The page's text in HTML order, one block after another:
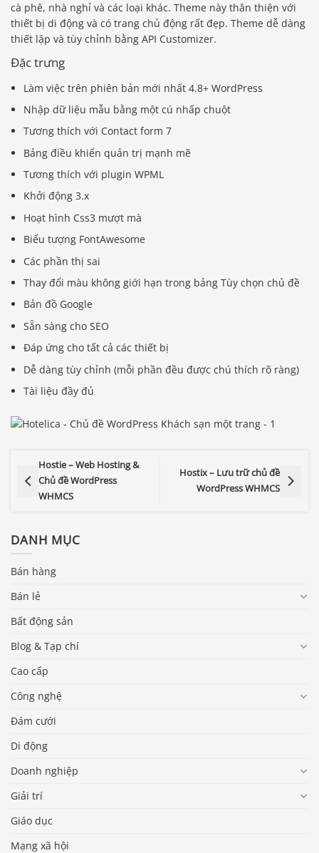
cà phê, nhà nghỉ và các loại khác. Theme này thân thiện với
thiết bị di động và có trang chủ động rất đẹp. Theme dễ dàng
thiết lập và tùy chỉnh bằng API Customizer.
Đặc trưng
Làm việc trên phiên bản mới nhất 4.8+ WordPress
Nhập dữ liệu mẫu bằng một cú nhấp chuột
Tương thích với Contact form 7
Bảng điều khiển quản trị mạnh mẽ
Tương thích với plugin WPML
Khởi động 3.x
Hoạt hình Css3 mượt mà
Biểu tượng FontAwesome
Các phần thị sai
Thay đổi màu không giới hạn trong bảng Tùy chọn chủ đề
Bản đồ Google
Sẵn sàng cho SEO
Đáp ứng cho tất cả các thiết bị
Dễ dàng tùy chỉnh (mỗi phần đều được chú thích rõ ràng)
Tài liệu đầy đủ
Hostie – Web Hosting &
Chủ đề WordPress
WHMCS
Hostix – Lưu trữ chủ đề
WordPress WHMCS
DANH MỤC
Bán hàng
Bán lẻ
Bất động sản
Blog & Tạp chí
Cao cấp
Công nghệ
Đám cưới
Di động
Doanh nghiệp
Giải trí
Giáo dục
Mạng xã hội